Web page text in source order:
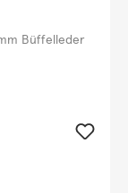
Büffelleder